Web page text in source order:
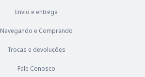
Envio e entrega
Navegando e Comprando
Trocas e devoluções
Fale Conosco